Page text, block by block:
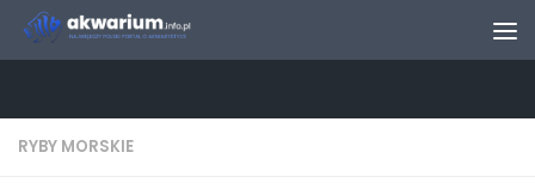
Skip to content
RYBY MORSKIE